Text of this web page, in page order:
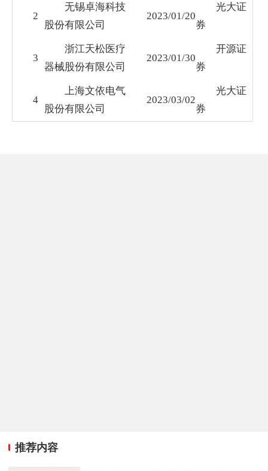
2
无锡卓海科技
股份有限公司
2023/01/20
光大证
券
3
浙江天松医疗
器械股份有限公司
2023/01/30
开源证
券
4
上海文依电气
股份有限公司
2023/03/02
光大证
券
推荐内容